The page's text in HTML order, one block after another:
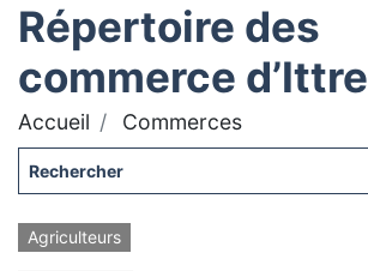
Répertoire des
commerce d’Ittre
Accueil Commerces
Agriculteurs